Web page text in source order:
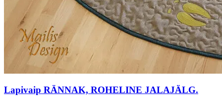
Lapivaip RÄNNAK, ROHELINE JALAJÄLG.